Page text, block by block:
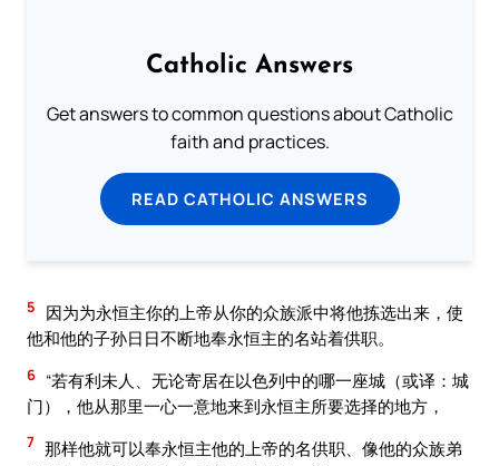
Catholic Answers
Get answers to common questions about Catholic
faith and practices.
READ CATHOLIC ANSWERS
5
因为为永恒主你的上帝从你的众族派中将他拣选出来，使
他和他的子孙日日不断地奉永恒主的名站着供职。
6 “若有利未人、无论寄居在以色列中的哪一座城（或译：城
门），他从那里一心一意地来到永恒主所要选择的地方，
7 那样他就可以奉永恒主他的上帝的名供职、像他的众族弟